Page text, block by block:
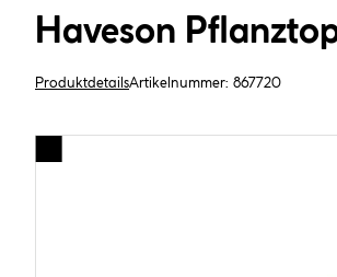
Haveson
ProduktdetailsArtikelnummer: 867720